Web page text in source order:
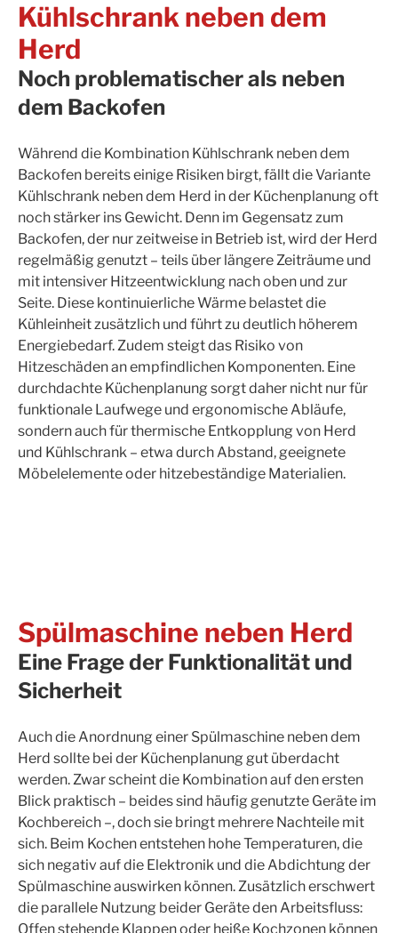
Kühlschrank neben dem
Herd
Noch problematischer als neben
dem Backofen
Während die Kombination Kühlschrank neben dem
Backofen bereits einige Risiken birgt, fällt die Variante
Kühlschrank neben dem Herd in der Küchenplanung oft
noch stärker ins Gewicht. Denn im Gegensatz zum
Backofen, der nur zeitweise in Betrieb ist, wird der Herd
regelmäßig genutzt – teils über längere Zeiträume und
mit intensiver Hitzeentwicklung nach oben und zur
Seite. Diese kontinuierliche Wärme belastet die
Kühleinheit zusätzlich und führt zu deutlich höherem
Energiebedarf. Zudem steigt das Risiko von
Hitzeschäden an empfindlichen Komponenten. Eine
durchdachte Küchenplanung sorgt daher nicht nur für
funktionale Laufwege und ergonomische Abläufe,
sondern auch für thermische Entkopplung von Herd
und Kühlschrank – etwa durch Abstand, geeignete
Möbelelemente oder hitzebeständige Materialien.
Spülmaschine neben Herd
Eine Frage der Funktionalität und
Sicherheit
Auch die Anordnung einer Spülmaschine neben dem
Herd sollte bei der Küchenplanung gut überdacht
werden. Zwar scheint die Kombination auf den ersten
Blick praktisch – beides sind häufig genutzte Geräte im
Kochbereich –, doch sie bringt mehrere Nachteile mit
sich. Beim Kochen entstehen hohe Temperaturen, die
sich negativ auf die Elektronik und die Abdichtung der
Spülmaschine auswirken können. Zusätzlich erschwert
die parallele Nutzung beider Geräte den Arbeitsfluss:
Offen stehende Klappen oder heiße Kochzonen können